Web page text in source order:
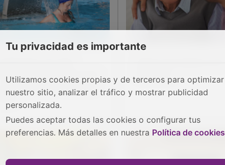
ofrece cinco empleos para
su reapertura en mayo de
2026
Tu privacidad es importante
Utilizamos cookies propias y de terceros para optimizar
nuestro sitio, analizar el tráfico y mostrar publicidad
personalizada.
Puedes aceptar todas las cookies o configurar tus
preferencias. Más detalles en nuestra Política de cookies